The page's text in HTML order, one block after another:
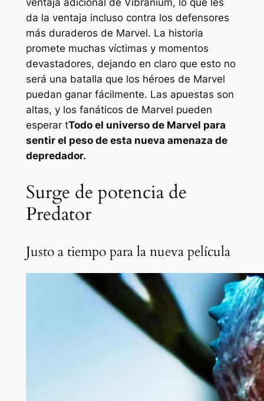
ventaja adicional de Vibranium, lo que les
da la ventaja incluso contra los defensores
más duraderos de Marvel. La historia
promete muchas víctimas y momentos
devastadores, dejando en claro que esto no
será una batalla que los héroes de Marvel
puedan ganar fácilmente. Las apuestas son
altas, y los fanáticos de Marvel pueden
esperar tTodo el universo de Marvel para
sentir el peso de esta nueva amenaza de
depredador.
Surge de potencia de
Predator
Justo a tiempo para la nueva película